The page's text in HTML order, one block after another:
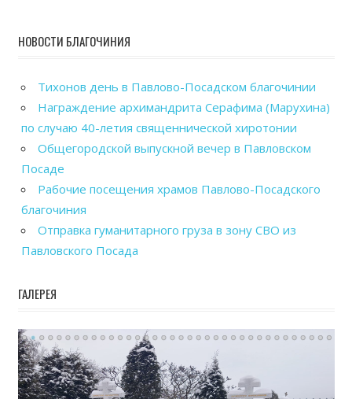
НОВОСТИ БЛАГОЧИНИЯ
Тихонов день в Павлово-Посадском благочинии
Награждение архимандрита Серафима (Марухина)
по случаю 40-летия священнической хиротонии
Общегородской выпускной вечер в Павловском
Посаде
Рабочие посещения храмов Павлово-Посадского
благочиния
Отправка гуманитарного груза в зону СВО из
Павловского Посада
ГАЛЕРЕЯ